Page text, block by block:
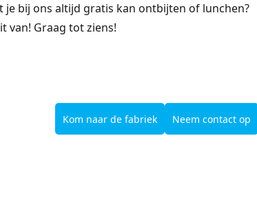
je bij ons altijd gratis kan ontbijten of lunchen?
van! Graag tot ziens!
Kom naar de fabriek Neem contact op